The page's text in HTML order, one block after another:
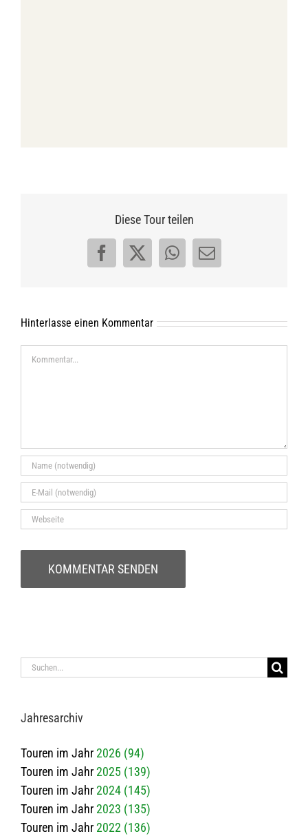
Diese Tour teilen
Facebook
X WhatsApp
E-
Hinterlasse einen Kommentar
Kommentar
Suche
Jah­res­ar­chiv
Touren im Jahr2026 (94)
Touren im Jahr2025 (139)
Touren im Jahr2024 (145)
Touren im Jahr2023 (135)
Touren im Jahr2022 (136)